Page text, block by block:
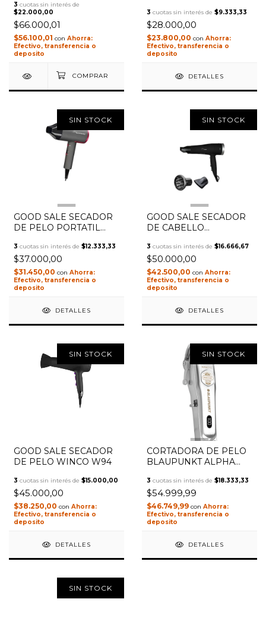
3 cuotas sin interés de
$22.000,00
$66.000,01
$56.100,01 con
Efectivo, transferencia o
deposito
3 cuotas sin interés de $9.333,33
$28.000,00
$23.800,00 con
Efectivo, transferencia o
deposito
DETALLES
1/ 2
SIN STOCK
GOOD SALE SECADOR
DE PELO PORTATIL
220V
3 cuotas sin interés de $12.333,33
$37.000,00
$31.450,00 con
Efectivo, transferencia o
deposito
DETALLES
1/ 3
SIN STOCK
GOOD SALE SECADOR
DE CABELLO
2000W W98
3 cuotas sin interés de $16.666,67
$50.000,00
$42.500,00 con
Efectivo, transferencia o
deposito
DETALLES
SIN STOCK
GOOD SALE SECADOR
DE PELO WINCO W94
3 cuotas sin interés de $15.000,00
$45.000,00
$38.250,00 con
Efectivo, transferencia o
deposito
DETALLES
1/
SIN STOCK
CORTADORA DE PELO
BLAUPUNKT ALPHA
INOX
3 cuotas sin interés de $18.333,33
$54.999,99
$46.749,99 con
Efectivo, transferencia o
deposito
DETALLES
SIN STOCK